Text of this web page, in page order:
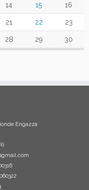
14 15 16
21 22 23
28 29 30
Engazzà